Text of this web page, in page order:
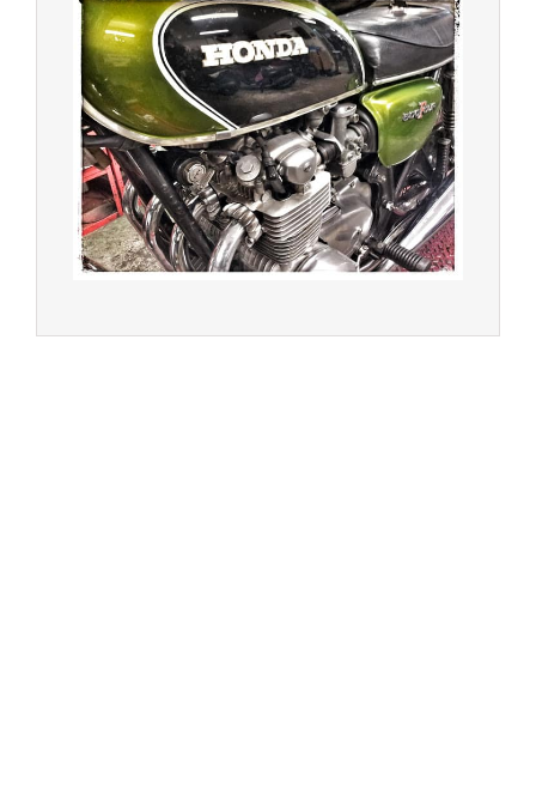
© 2023 -Chambourcy Motos 78 - 7bis chemin de la
Forêt - 78240 - Chambourcy -
Garage Motos et Scooters depuis 20 ans à votre
service entre Saint Germain en Laye et Poissy
Achat de motos et scooters - Dépôt vente - Réparation
- Concessionnaire Voge - Concessionnaire
Multimarques
agence conseil en communication digitale